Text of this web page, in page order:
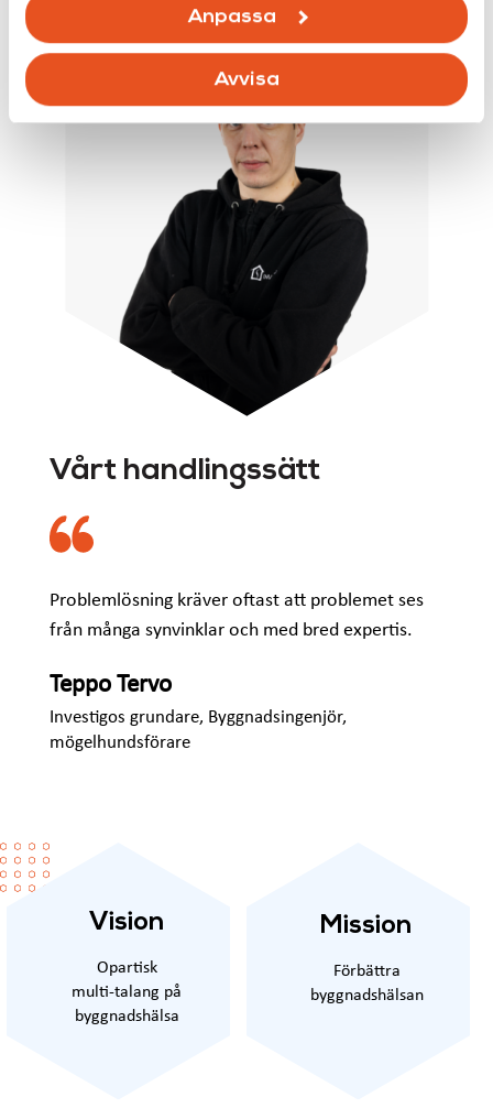
Anpassa
Avvisa
Vårt handlingssätt
Problemlösning kräver oftast att problemet ses
från många synvinklar och med bred expertis.
Teppo Tervo
Investigos grundare, Byggnadsingenjör,
mögelhundsförare
Vision
Opartisk
multi-talang på
byggnadshälsa
Mission
Förbättra
byggnadshälsan